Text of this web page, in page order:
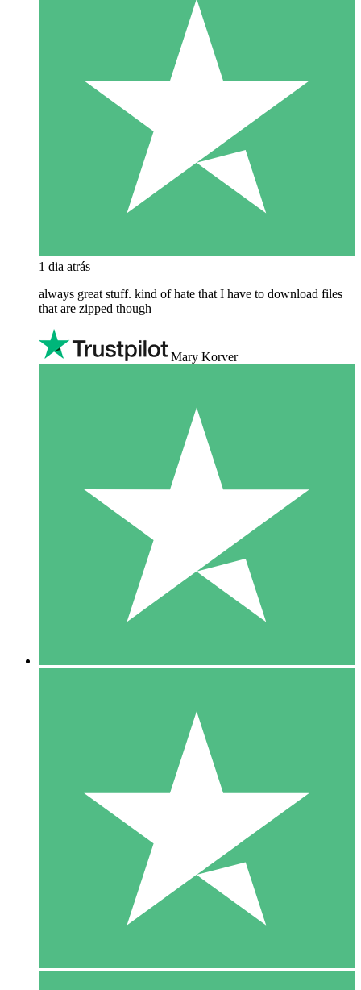
1 dia atrás
always great stuff. kind of hate that I have to download files
that are zipped though
Mary Korver